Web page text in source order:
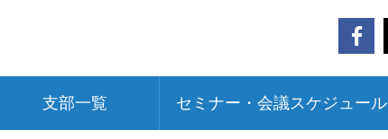
支部一覧 セミナー・会議スケジュール